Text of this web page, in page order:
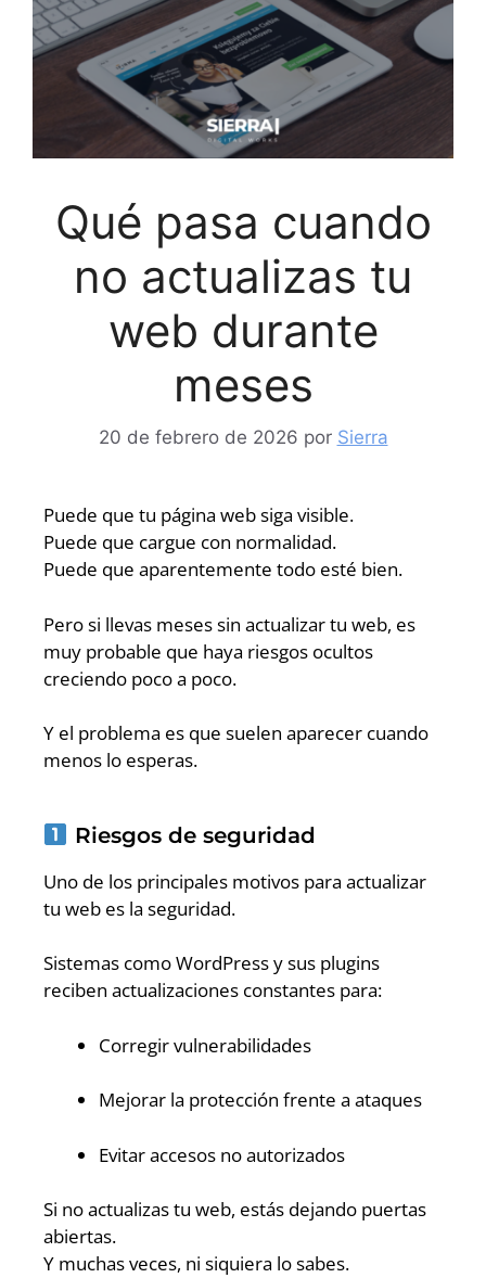
Qué pasa cuando
no actualizas tu
web durante
meses
20 de febrero de 2026 por Sierra
Puede que tu página web siga visible.
Puede que cargue con normalidad.
Puede que aparentemente todo esté bien.
Pero si llevas meses sin actualizar tu web, es
muy probable que haya riesgos ocultos
creciendo poco a poco.
Y el problema es que suelen aparecer cuando
menos lo esperas.
Riesgos de seguridad
Uno de los principales motivos para actualizar
tu web es la seguridad.
Sistemas como WordPress y sus plugins
reciben actualizaciones constantes para:
Corregir vulnerabilidades
Mejorar la protección frente a ataques
Evitar accesos no autorizados
Si no actualizas tu web, estás dejando puertas
abiertas.
Y muchas veces, ni siquiera lo sabes.